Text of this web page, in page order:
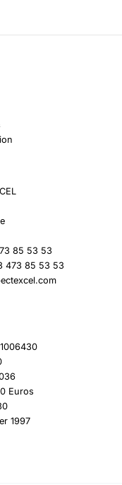
85 53 53
473 85 53 53
Euros
1997